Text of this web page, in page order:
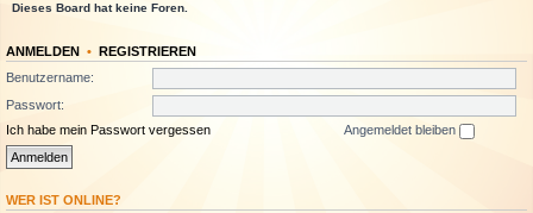
Dieses Board hat keine Foren.
ANMELDEN • REGISTRIEREN
Benutzername:
Passwort:
Ich habe mein Passwort vergessen
Angemeldet bleiben
WER IST ONLINE?